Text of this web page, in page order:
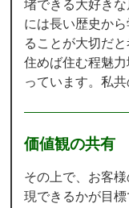
堵できる大好き
には長い歴史か
ることが大切だと
住めば住む程魅
っています。私
価値観の共有
その上で、お客
現できるかが目